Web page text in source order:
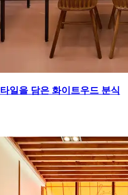
일을 담은 화이트우드 분식